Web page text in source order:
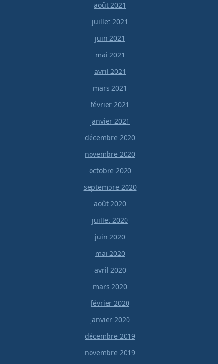
août 2021
juillet 2021
juin 2021
mai 2021
avril 2021
mars 2021
février 2021
janvier 2021
décembre 2020
novembre 2020
octobre 2020
septembre 2020
août 2020
juillet 2020
juin 2020
mai 2020
avril 2020
mars 2020
février 2020
janvier 2020
décembre 2019
novembre 2019